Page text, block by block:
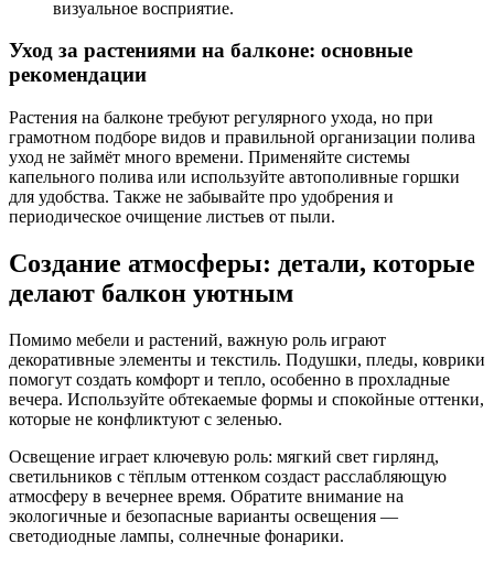
визуальное восприятие.
Уход за растениями на балконе: основные
рекомендации
Растения на балконе требуют регулярного ухода, но при
грамотном подборе видов и правильной организации полива
уход не займёт много времени. Применяйте системы
капельного полива или используйте автополивные горшки
для удобства. Также не забывайте про удобрения и
периодическое очищение листьев от пыли.
Создание атмосферы: детали, которые
делают балкон уютным
Помимо мебели и растений, важную роль играют
декоративные элементы и текстиль. Подушки, пледы, коврики
помогут создать комфорт и тепло, особенно в прохладные
вечера. Используйте обтекаемые формы и спокойные оттенки,
которые не конфликтуют с зеленью.
Освещение играет ключевую роль: мягкий свет гирлянд,
светильников с тёплым оттенком создаст расслабляющую
атмосферу в вечернее время. Обратите внимание на
экологичные и безопасные варианты освещения —
светодиодные лампы, солнечные фонарики.